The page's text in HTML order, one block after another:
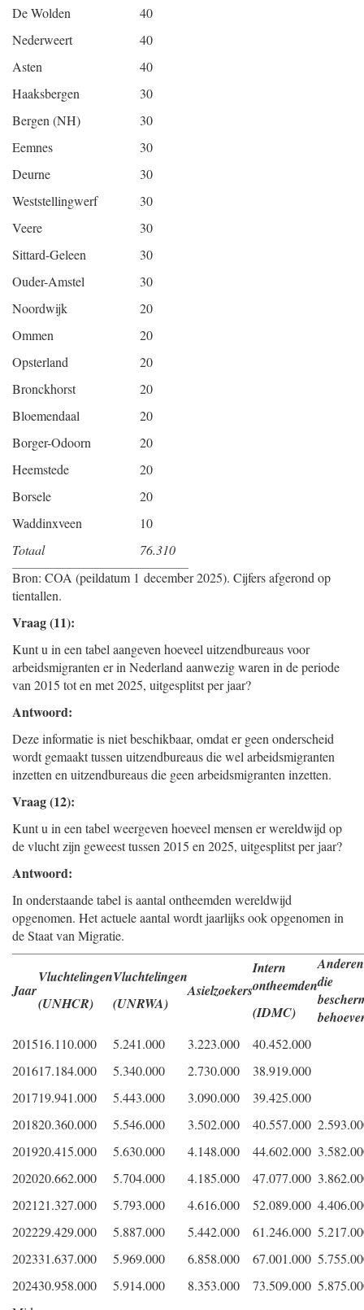
De Wolden
40
Nederweert
40
Asten
40
Haaksbergen
30
Bergen (NH)
30
Eemnes
30
Deurne
30
Weststellingwerf
30
Veere
30
Sittard-Geleen
30
Ouder-Amstel
30
Noordwijk
20
Ommen
20
Opsterland
20
Bronckhorst
20
Bloemendaal
20
Borger-Odoorn
20
Heemstede
20
Borsele
20
Waddinxveen
10
Totaal
76.310
Bron: COA (peildatum 1 december 2025). Cijfers afgerond op
tientallen.
Vraag (11):
Kunt u in een tabel aangeven hoeveel uitzendbureaus voor
arbeidsmigranten er in Nederland aanwezig waren in de periode
van 2015 tot en met 2025, uitgesplitst per jaar?
Antwoord:
Deze informatie is niet beschikbaar, omdat er geen onderscheid
wordt gemaakt tussen uitzendbureaus die wel arbeidsmigranten
inzetten en uitzendbureaus die geen arbeidsmigranten inzetten.
Vraag (12):
Kunt u in een tabel weergeven hoeveel mensen er wereldwijd op
de vlucht zijn geweest tussen 2015 en 2025, uitgesplitst per jaar?
Antwoord:
In onderstaande tabel is aantal ontheemden wereldwijd
opgenomen. Het actuele aantal wordt jaarlijks ook opgenomen in
de Staat van Migratie.
Jaar
Vluchtelingen
(UNHCR)
Vluchtelingen
(UNRWA)
Asielzoekers
Intern
ontheemden
(IDMC)
Anderen
die
201516.110.000 5.241.000 3.223.000
40.452.000
201617.184.000 5.340.000 2.730.000
38.919.000
201719.941.000 5.443.000 3.090.000
39.425.000
201820.360.000 5.546.000 3.502.000 40.557.000
201920.415.000 5.630.000 4.148.000 44.602.000
202020.662.000 5.704.000 4.185.000 47.077.000
202121.327.000 5.793.000 4.616.000 52.089.000
202229.429.000 5.887.000 5.442.000 61.246.000
202331.637.000 5.969.000 6.858.000 67.001.000
202430.958.000 5.914.000 8.353.000 73.509.000